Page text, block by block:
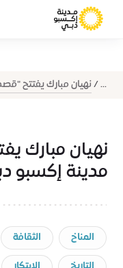
... نهيان مبارك يفتتح
نهيان مبارك
مدينة إكسبو
المناخ الثقافة